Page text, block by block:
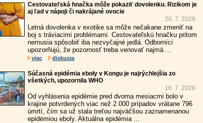
Cestovateľská hnačka môže pokaziť dovolenku. Rizikom je
aj ľad v nápoji či nakrájané ovocie
20. 7. 2026
Letná dovolenka v exotike sa môže nečakane zmeniť na
boj s tráviacimi problémami. Cestovateľskú hnačku pritom
nemusia spôsobiť iba nezvyčajné jedlá. Odborníci
upozorňujú, že pozornosť treba venovať najmä ...
viac diskusia
Súčasná epidémia eboly v Kongu je najrýchlejšia zo
všetkých, upozornila WHO
16. 7. 2026
Od vyhlásenia epidémie pred dvoma mesiacmi bolo v
krajine potvrdených viac než 2 000 prípadov vrátane 796
úmrtí, čím sa už stala treťou najväčšou zaznamenanou
epidémiou eboly. Aktuálna epidémia ...